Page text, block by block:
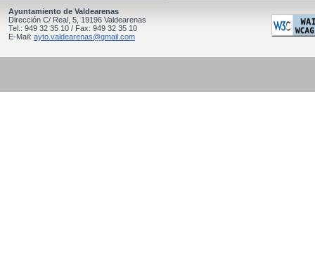
Ayuntamiento de Valdearenas
Dirección C/ Real, 5, 19196 Valdearenas
Tel.: 949 32 35 10 / Fax: 949 32 35 10
E-Mail: ayto.valdearenas@gmail.com